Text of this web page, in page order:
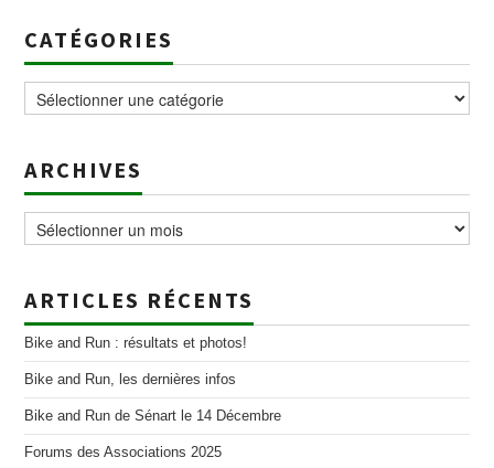
CATÉGORIES
ARCHIVES
ARTICLES RÉCENTS
Bike and Run : résultats et photos!
Bike and Run, les dernières infos
Bike and Run de Sénart le 14 Décembre
Forums des Associations 2025